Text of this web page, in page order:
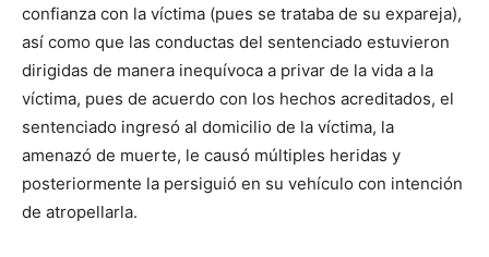
confianza con la víctima (pues se trataba de su expareja),
así como que las conductas del sentenciado estuvieron
dirigidas de manera inequívoca a privar de la vida a la
víctima, pues de acuerdo con los hechos acreditados, el
sentenciado ingresó al domicilio de la víctima, la
amenazó de muerte, le causó múltiples heridas y
posteriormente la persiguió en su vehículo con intención
de atropellarla.